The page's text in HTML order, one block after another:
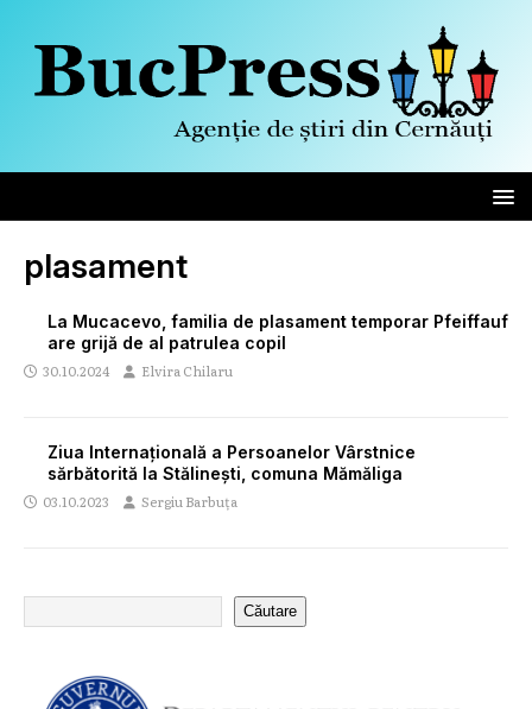
plasament
La Mucacevo, familia de plasament temporar Pfeiffauf
are grijă de al patrulea copil
30.10.2024 Elvira Chilaru
Ziua Internațională a Persoanelor Vârstnice
sărbătorită la Stălinești, comuna Mămăliga
03.10.2023 Sergiu Barbuța
Căutare